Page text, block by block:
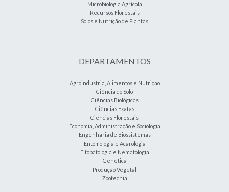
Microbiologia Agrícola
Recursos Florestais
Solos e Nutrição de Plantas
DEPARTAMENTOS
Agroindústria, Alimentos e Nutrição
Ciência do Solo
Ciências Biológicas
Ciências Exatas
Ciências Florestais
Economia, Administração e Sociologia
Engenharia de Biossistemas
Entomologia e Acarologia
Fitopatologia e Nematologia
Genética
Produção Vegetal
Zootecnia